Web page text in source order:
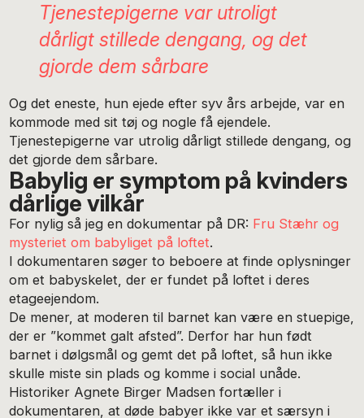
Tjenestepigerne var utroligt
dårligt stillede dengang, og det
gjorde dem sårbare
Og det eneste, hun ejede efter syv års arbejde, var en
kommode med sit tøj og nogle få ejendele.
Tjenestepigerne var utrolig dårligt stillede dengang, og
det gjorde dem sårbare.
Babylig er symptom på kvinders
dårlige vilkår
For nylig så jeg en dokumentar på DR: Fru Stæhr og
mysteriet om babyliget på loftet.
I dokumentaren søger to beboere at finde oplysninger
om et babyskelet, der er fundet på loftet i deres
etageejendom.
De mener, at moderen til barnet kan være en stuepige,
der er ”kommet galt afsted”. Derfor har hun født
barnet i dølgsmål og gemt det på loftet, så hun ikke
skulle miste sin plads og komme i social unåde.
Historiker Agnete Birger Madsen fortæller i
dokumentaren, at døde babyer ikke var et særsyn i